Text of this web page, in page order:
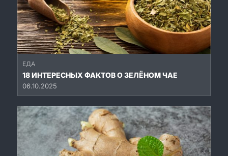
ЕДА
18 ИНТЕРЕСНЫХ ФАКТОВ О ЗЕЛЁНОМ ЧАЕ
06.10.2025